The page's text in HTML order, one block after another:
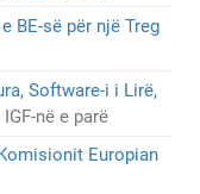
BE-së për një Treg
Software-i i Lirë,
në e parë
Europian